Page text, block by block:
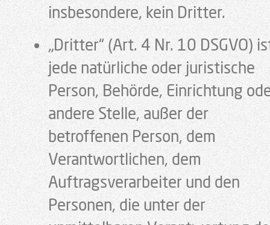
insbesondere, kein Dritter.
„Dritter“ (Art. 4 Nr. 10 DSGVO)
jede natürliche oder juristische
Person, Behörde, Einrichtung
andere Stelle, außer der
betroffenen Person, dem
Verantwortlichen, dem
Auftragsverarbeiter und den
Personen, die unter der